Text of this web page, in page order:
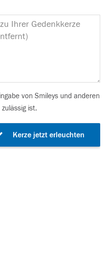
von Smileys und anderen
ist.
Kerze jetzt erleuchten